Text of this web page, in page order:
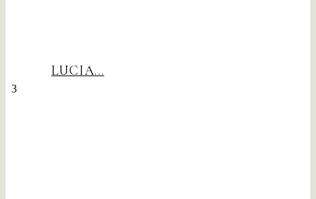
LUCIA…
3